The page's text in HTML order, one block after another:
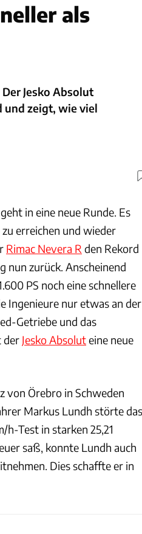
als
Jesko Absolut
und zeigt, wie viel
in eine neue Runde. Es
erreichen und wieder
Rimac Nevera R den Rekord
nun zurück. Anscheinend
PS noch eine schnellere
Ingenieure nur etwas an der
Getriebe und das
der Jesko Absoluteine neue
von Örebro in Schweden
Markus Lundh störte das
Test in starken 25,21
saß, konnte Lundh auch
Dies schaffte er in